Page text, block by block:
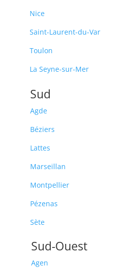
Nice
Saint-Laurent-du-Var
Toulon
La Seyne-sur-Mer
Sud
Agde
Béziers
Lattes
Marseillan
Montpellier
Pézenas
Sète
Sud-Ouest
Agen